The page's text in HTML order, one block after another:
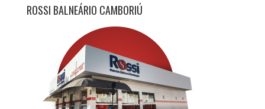
ROSSI BALNEÁRIO CAMBORIÚ